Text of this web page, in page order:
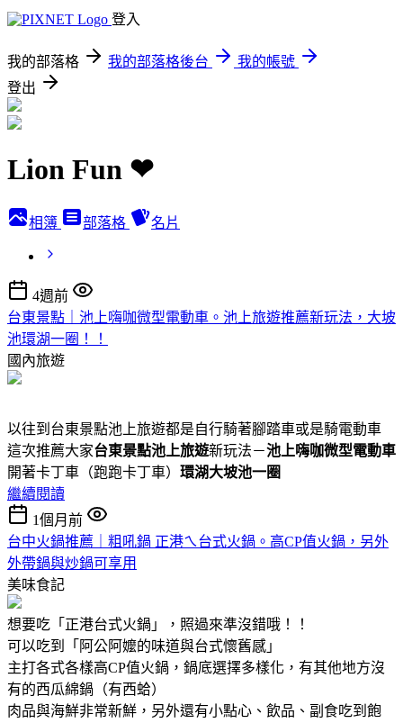
登入
我的部落格 我的部落格後台
我的帳號
登出
Lion Fun ❤
相簿 部落格 名片
4週前
台東景點｜池上嗨咖微型電動車。池上旅遊推薦新玩法，大坡
池環湖一圈！！
國內旅遊
以往到台東景點池上旅遊都是自行騎著腳踏車或是騎電動車
這次推薦大家台東景點池上旅遊新玩法－池上嗨咖微型電動車
開著卡丁車（跑跑卡丁車） 環湖大坡池一圈
繼續閱讀
1個月前
台中火鍋推薦｜粗吼鍋 正港ㄟ台式火鍋。高CP值火鍋，另外
外帶鍋與炒鍋可享用
美味食記
想要吃「正港台式火鍋」，照過來準沒錯哦！！
可以吃到「阿公阿嬤的味道與台式懷舊感」
主打各式各樣高CP值火鍋，鍋底選擇多樣化，有其他地方沒
有的西瓜綿鍋（有西蛤）
肉品與海鮮非常新鮮，另外還有小點心、飲品、副食吃到飽